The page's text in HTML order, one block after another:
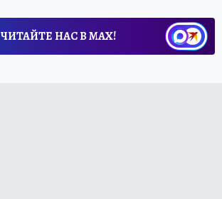
ЧИТАЙТЕ НАС В МАХ!